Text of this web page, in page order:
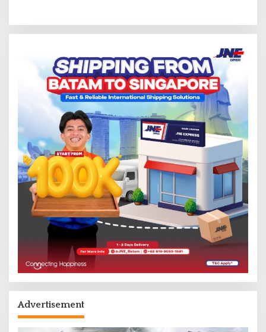
Advertisement